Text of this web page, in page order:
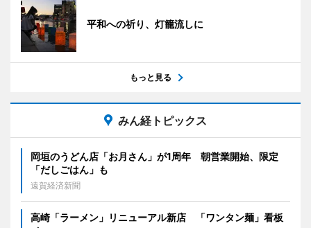
平和への祈り、灯籠流しに
もっと見る
みん経トピックス
岡垣のうどん店「お月さん」が1周年 朝営業開始、限定
「だしごはん」も
遠賀経済新聞
高崎「ラーメン」リニューアル新店 「ワンタン麺」看板